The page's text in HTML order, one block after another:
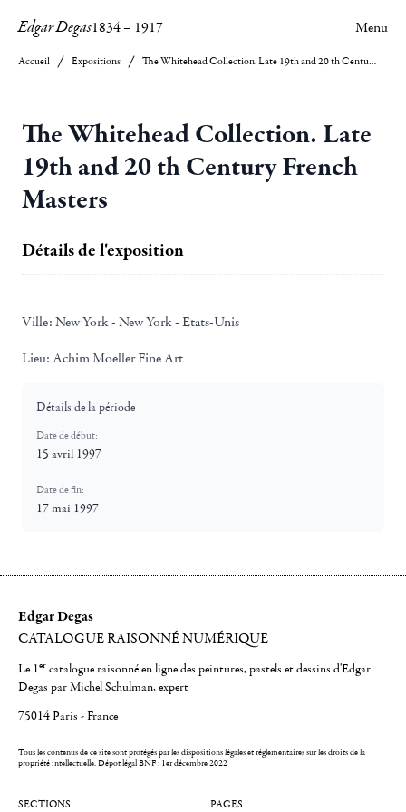
Edgar Degas1834– 1917 Menu
Accueil Expositions The Whitehead Collection. Late 19th and 20 th Century French Masters
The Whitehead Collection. Late
19th and 20 th Century French
Masters
Détails de l'exposition
Ville: New York - New York - Etats-Unis
Lieu: Achim Moeller Fine Art
Détails de la période
Date de début:
15 avril 1997
Date de fin:
17 mai 1997
Edgar Degas
CATALOGUE RAISONNÉ NUMÉRIQUE
Le 1er catalogue raisonné en ligne des peintures, pastels et dessins d'Edgar
Degas par Michel Schulman, expert
75014 Paris - France
Tous les contenus de ce site sont protégés par les dispositions légales et réglementaires sur les droits de la
propriété intellectuelle.Dépot légal BNF : 1er décembre 2022
SECTIONS PAGES